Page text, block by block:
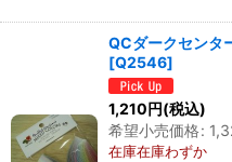
QCダークセンタ
[Q2546]
1,210円(税込)
希望小売価格:
在庫在庫わずか